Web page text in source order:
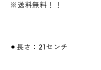
※送料無料！！
⚫︎長さ：21センチ